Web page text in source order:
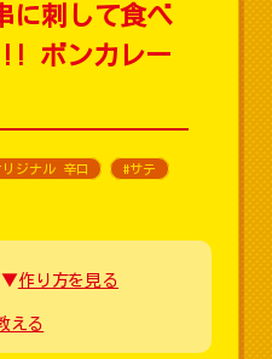
に刺して食べ
!! ボンカレー
ジナル 辛口 #サテ
作り方を見る
える